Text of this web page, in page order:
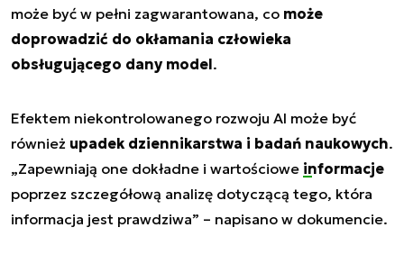
może być w pełni zagwarantowana, co może
doprowadzić do okłamania człowieka
obsługującego dany model.
Efektem niekontrolowanego rozwoju AI może być
również upadek dziennikarstwa i badań naukowych.
„Zapewniają one dokładne i wartościowe informacje
poprzez szczegółową analizę dotyczącą tego, która
informacja jest prawdziwa” – napisano w dokumencie.